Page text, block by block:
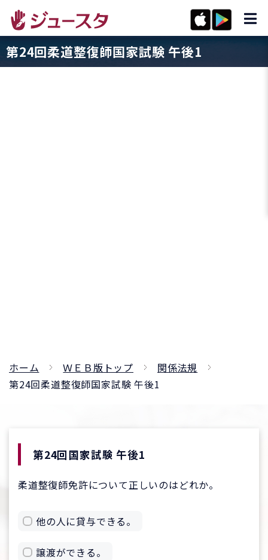
第24回柔道整復師国家試験 午後1
ホーム ＷＥＢ版トップ
関係法規
第24回柔道整復師国家試験 午後1
第24回国家試験 午後1
柔道整復師免許について正しいのはどれか。
他の人に貸与できる。
譲渡ができる。